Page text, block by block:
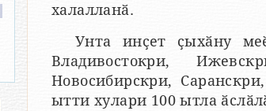
халалланӑ.
Унта инҫет ҫыхӑну
Владивостокри,
Новосибирскри,
ытти хулари 100 ытла